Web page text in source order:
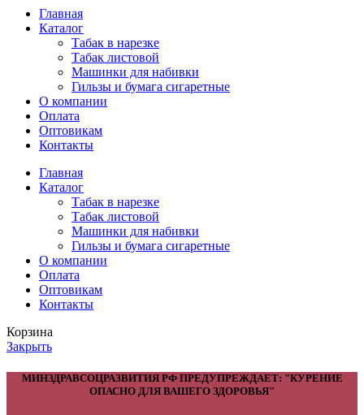
Главная
Каталог
Табак в нарезке
Табак листовой
Машинки для набивки
Гильзы и бумага сигаретные
О компании
Оплата
Оптовикам
Контакты
Главная
Каталог
Табак в нарезке
Табак листовой
Машинки для набивки
Гильзы и бумага сигаретные
О компании
Оплата
Оптовикам
Контакты
Корзина
Закрыть
МИНЗДРАВСОЦРАЗВИТИЯ РФ ПРЕДУПРЕЖДАЕТ: "КУРЕНИЕ
ОПАСНО ДЛЯ ВАШЕГО ЗДОРОВЬЯ"